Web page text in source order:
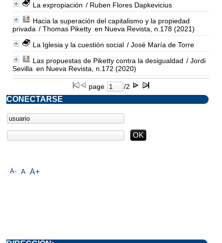
La expropiación / Ruben Flores Dapkevicius
Hacia la superación del capitalismo y la propiedad
privada / Thomas Piketty en Nueva Revista, n.178 (2021)
La Iglesia y la cuestión social / José María de Torre
Las propuestas de Piketty contra la desigualdad / Jordi
Sevilla en Nueva Revista, n.172 (2020)
page /2
A- A A+
CONECTARSE